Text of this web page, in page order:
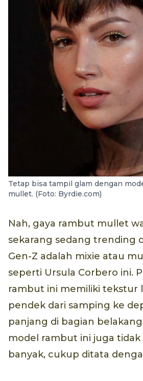
Tetap bisa tampil glam dengan
mullet. (Foto: Byrdie.com)
Nah, gaya rambut mullet
sekarang sedang trending
Gen-Z adalah mixie atau
seperti Ursula Corbero ini.
rambut ini memiliki tekstur
pendek dari samping ke
panjang di bagian
model rambut ini juga
banyak, cukup ditata